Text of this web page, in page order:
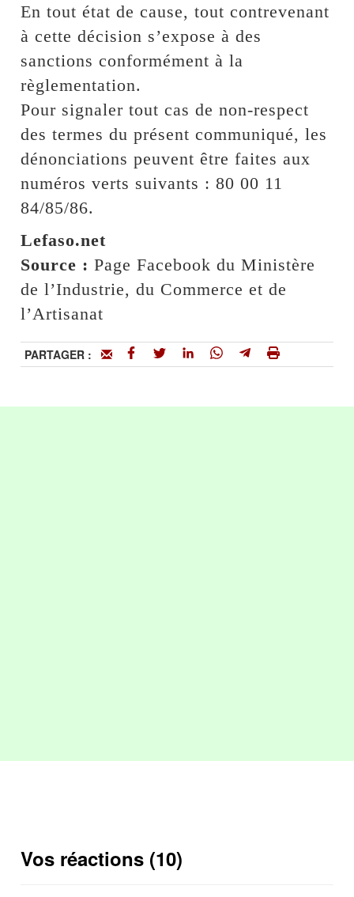
En tout état de cause, tout contrevenant
à cette décision s’expose à des
sanctions conformément à la
règlementation.
Pour signaler tout cas de non-respect
des termes du présent communiqué, les
dénonciations peuvent être faites aux
numéros verts suivants : 80 00 11
84/85/86.
Lefaso.net
Source :Page Facebook du Ministère
de l’Industrie, du Commerce et de
l’Artisanat
PARTAGER :
Vos réactions (10)